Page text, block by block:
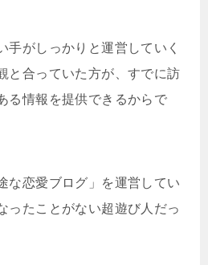
手がしっかりと運営していく
と合っていた方が、すでに訪
る情報を提供できるからで
な恋愛ブログ」を運営してい
ったことがない超遊び人だっ